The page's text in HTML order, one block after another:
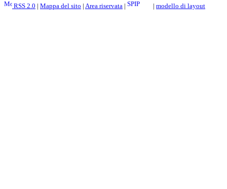
RSS 2.0 | Mappa del sito | Area riservata | | modello di layout